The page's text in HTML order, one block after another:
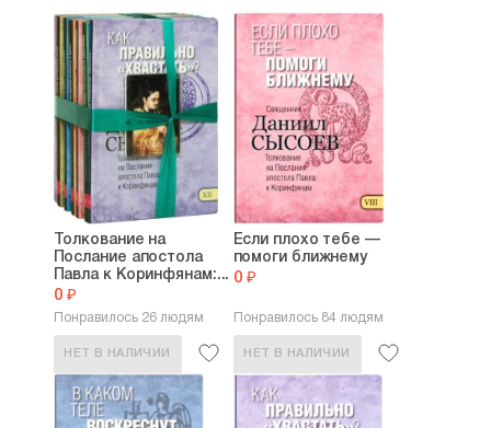
Толкование на
Послание апостола
Павла к Коринфянам:...
0 ₽
Понравилось 26 людям
НЕТ В НАЛИЧИИ
Если плохо тебе —
помоги ближнему
0 ₽
Понравилось 84 людям
НЕТ В НАЛИЧИИ